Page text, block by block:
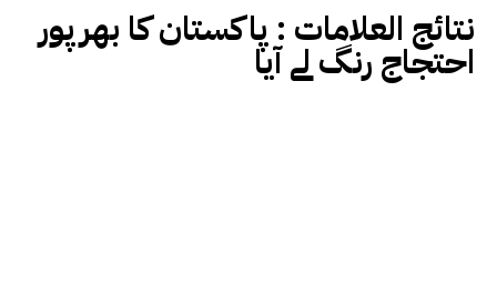
نتائج العلامات : پاکستان کا بھرپور
احتجاج رنگ لے آیا